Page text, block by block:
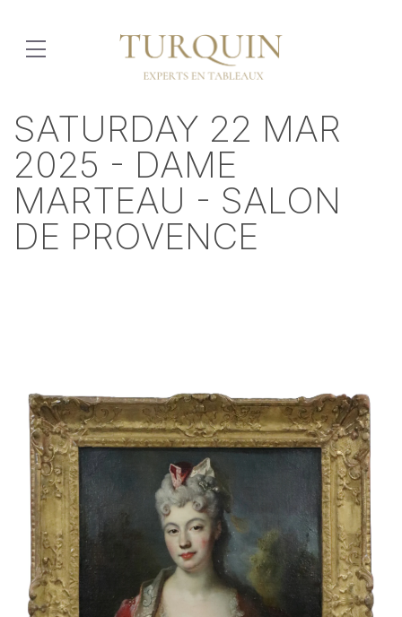
SATURDAY 22 MAR
2025 - DAME
MARTEAU - SALON
DE PROVENCE